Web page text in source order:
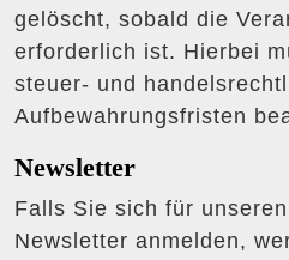
gelöscht, sobald die
erforderlich ist. Hierbei
steuer- und
Aufbewahrungsfristen
Newsletter
Falls Sie sich für
Newsletter anmelden,